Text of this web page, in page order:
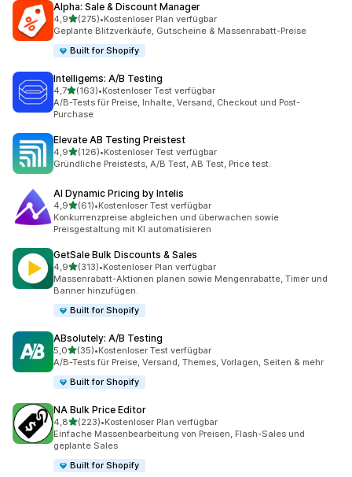
Alpha: Sale & Discount Manager
4,9von 5 Sternen
(275)
275 Rezensionen insgesamt
•Kostenloser Plan verfügbar
Geplante Blitzverkäufe, Gutscheine & Massenrabatt-Preise
Built for Shopify
Intelligems: A/B Testing
4,7von 5 Sternen
(163)
163 Rezensionen insgesamt
•Kostenloser Test verfügbar
A/B-Tests für Preise, Inhalte, Versand, Checkout und Post-
Purchase
Elevate AB Testing Preistest
4,9von 5 Sternen
(126)
126 Rezensionen insgesamt
•Kostenloser Test verfügbar
Gründliche Preistests, A/B Test, AB Test, Price test.
AI Dynamic Pricing by Intelis
4,9von 5 Sternen
(61)
61 Rezensionen insgesamt
•Kostenloser Test verfügbar
Konkurrenzpreise abgleichen und überwachen sowie
Preisgestaltung mit KI automatisieren
GetSale Bulk Discounts & Sales
4,9von 5 Sternen
(313)
313 Rezensionen insgesamt
•Kostenloser Plan verfügbar
Massenrabatt-Aktionen planen sowie Mengenrabatte, Timer und
Banner hinzufügen.
Built for Shopify
ABsolutely: A/B Testing
5,0von 5 Sternen
(35)
35 Rezensionen insgesamt
•Kostenloser Test verfügbar
A/B-Tests für Preise, Versand, Themes, Vorlagen, Seiten & mehr
Built for Shopify
NA Bulk Price Editor
4,8von 5 Sternen
(223)
223 Rezensionen insgesamt
•Kostenloser Plan verfügbar
Einfache Massenbearbeitung von Preisen, Flash-Sales und
geplante Sales
Built for Shopify